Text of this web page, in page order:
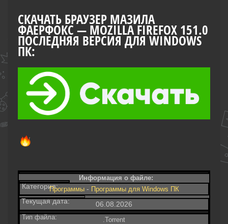
СКАЧАТЬ БРАУЗЕР МАЗИЛА
ФАЕРФОКС — MOZILLA FIREFOX 151.0
ПОСЛЕДНЯЯ ВЕРСИЯ ДЛЯ WINDOWS
ПК:
Информация о файле:
Категория:Программы- Программы для Windows ПК
Текущая дата: 06.08.2026
Тип файла:
.Torrent